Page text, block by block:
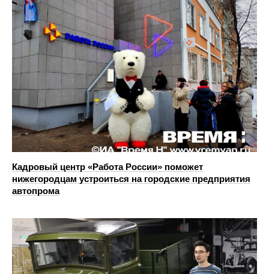
Кадровый центр «Работа России» поможет
нижегородцам устроиться на городские предприятия
автопрома